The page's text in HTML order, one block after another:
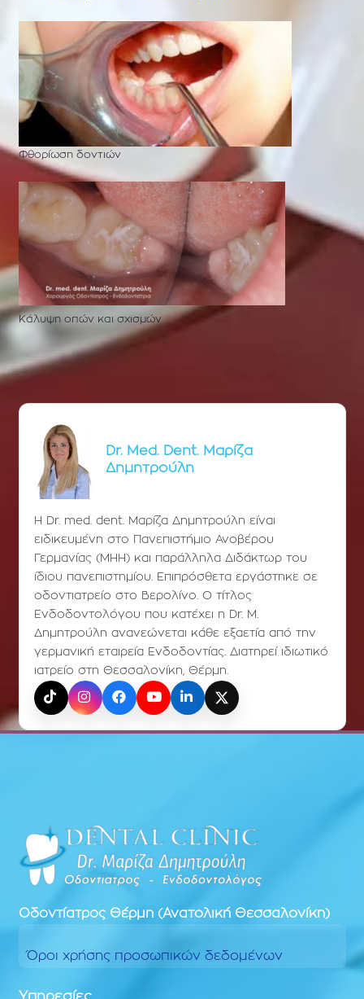
Φθορίωση δοντιών
Κάλυψη οπών και σχισμών
Dr. Med. Dent. Μαρίζα
Δημητρούλη
Η Dr. med. dent. Μαρίζα Δημητρούλη είναι
ειδικευμένη στο Πανεπιστήμιο Ανοβέρου
Γερμανίας (ΜΗΗ) και παράλληλα Διδάκτωρ του
ίδιου πανεπιστημίου. Επιπρόσθετα εργάστηκε σε
οδοντιατρείο στο Βερολίνο. Ο τίτλος
Ενδοδοντολόγου που κατέχει η Dr. Μ.
Δημητρούλη ανανεώνεται κάθε εξαετία από την
γερμανική εταιρεία Ενδοδοντίας. Διατηρεί ιδιωτικό
ιατρείο στη Θεσσαλονίκη, Θέρμη.
TikTokInstagramFacebookYouTubeLinkedInX (Twitter)
Οδοντίατρος Θέρμη (Ανατολική Θεσσαλονίκη)
Όροι χρήσης προσωπικών δεδομένων
Υπηρεσίες